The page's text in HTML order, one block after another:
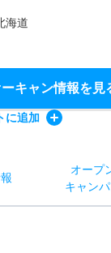
海道
キャン情報を見
に追加
オープ
キャン